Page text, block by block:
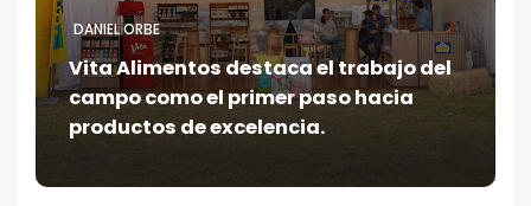
DANIEL ORBE
Vita Alimentos destaca el trabajo del
campo como el primer paso hacia
productos de excelencia.